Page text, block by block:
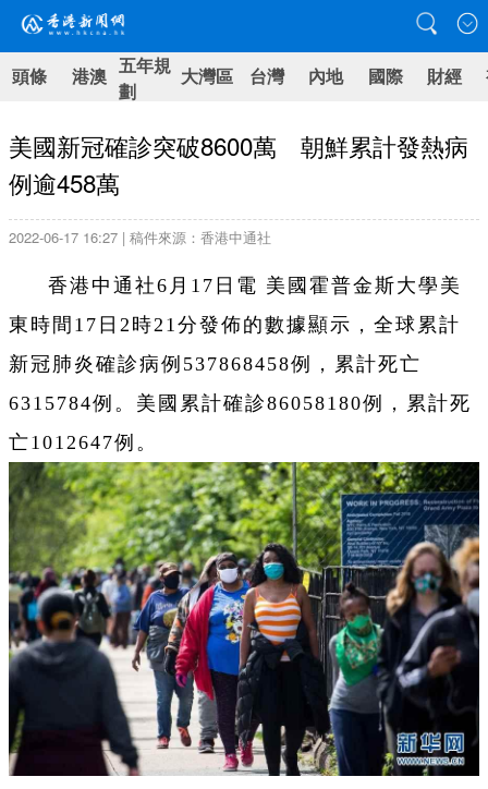
頭條 港澳 五年規
劃
大灣區 台灣 內地 國際 財經
美國新冠確診突破8600萬 朝鮮累計發熱病
例逾458萬
2022-06-17 16:27 | 稿件來源：香港中通社
香港中通社6月17日電 美國霍普金斯大學美
東時間17日2時21分發佈的數據顯示，全球累計
新冠肺炎確診病例537868458例，累計死亡
6315784例。美國累計確診86058180例，累計死
亡1012647例。